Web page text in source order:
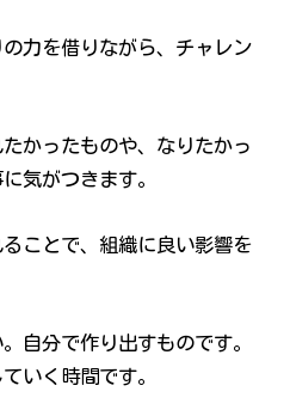
力を借りながら、チャレン
かったものや、なりたかっ
気がつきます。
ことで、組織に良い影響を
自分で作り出すものです。
いく時間です。